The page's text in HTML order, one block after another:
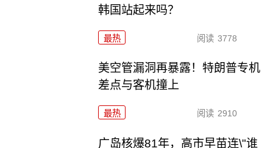
韩国站起来吗？
最热 阅读 3778
美空管漏洞再暴露！特朗普专机
差点与客机撞上
最热 阅读 2910
广岛核爆81年，高市早苗连\"谁